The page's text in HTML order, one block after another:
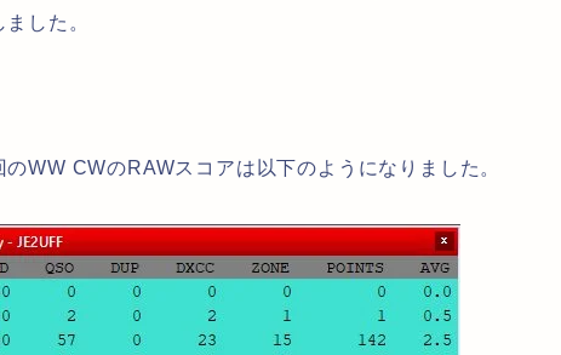
した。
WW CWのRAWスコアは以下のようになりました。